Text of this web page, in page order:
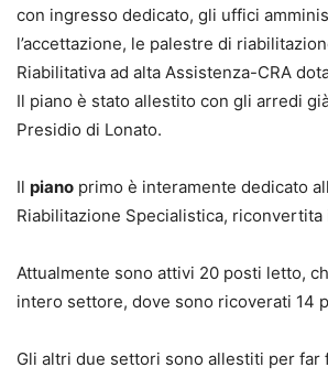
con ingresso dedicato, gli uffici
l’accettazione, le palestre di
Riabilitativa ad alta Assistenza-CRA
Il piano è stato allestito con gli arredi
Presidio di Lonato.
Il piano primo è interamente dedicato
Riabilitazione Specialistica, riconvertita
Attualmente sono attivi 20 posti letto,
intero settore, dove sono ricoverati 14
Gli altri due settori sono allestiti per far